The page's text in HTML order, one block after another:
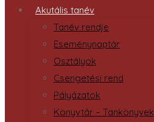
Akutális tanév
Tanév rendje
Eseménynaptár
Osztályok
Csengetési rend
Pályázatok
Könyvtár – Tankönyvek